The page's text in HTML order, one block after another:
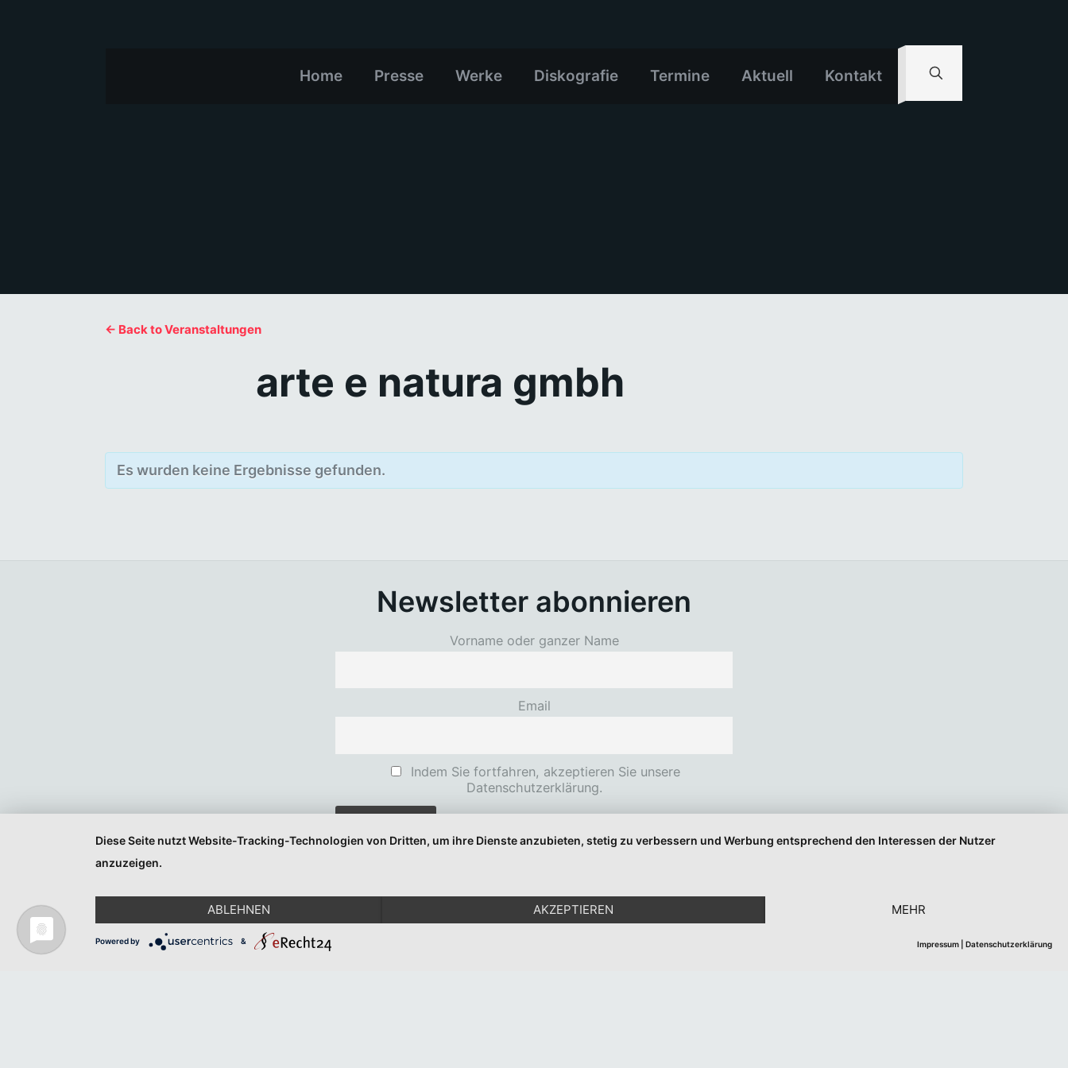
Home Presse Werke Diskografie Termine Aktuell Kontakt
← Back to Veranstaltungen
arte e natura gmbh
Es wurden keine Ergebnisse gefunden.
Newsletter abonnieren
Vorname oder ganzer Name
Email
Indem Sie fortfahren, akzeptieren Sie unsere
Datenschutzerklärung.
Diese Seite nutzt Website-Tracking-Technologien von Dritten, um ihre Dienste anzubieten, stetig zu verbessern und Werbung entsprechend den Interessen der Nutzer
anzuzeigen.
ABLEHNEN AKZEPTIEREN MEHR
Powered by & Impressum Datenschutzerklärung